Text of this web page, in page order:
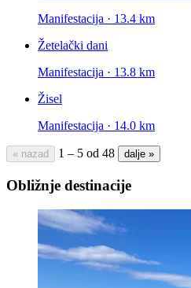
Manifestacija · 13.4 km
Žetelački dani
Manifestacija · 13.8 km
Žisel
Manifestacija · 14.0 km
« nazad 1 – 5 od 48 dalje »
Obližnje destinacije